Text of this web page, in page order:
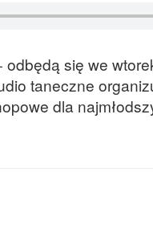
odbędą się we
taneczne
dla